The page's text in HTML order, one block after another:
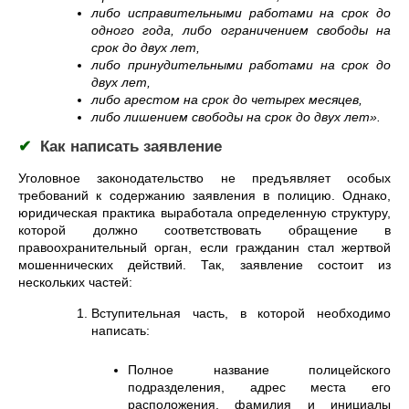
либо исправительными работами на срок до
одного года, либо ограничением свободы на
срок до двух лет,
либо принудительными работами на срок до
двух лет,
либо арестом на срок до четырех месяцев,
либо лишением свободы на срок до двух лет».
✔ Как написать заявление
Уголовное законодательство не предъявляет особых
требований к содержанию заявления в полицию. Однако,
юридическая практика выработала определенную структуру,
которой должно соответствовать обращение в
правоохранительный орган, если гражданин стал жертвой
мошеннических действий. Так, заявление состоит из
нескольких частей:
Вступительная часть, в которой необходимо
написать:
Полное название полицейского
подразделения, адрес места его
расположения, фамилия и инициалы